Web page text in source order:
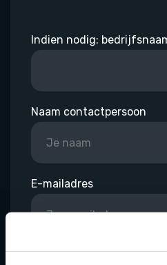
Indien nodig:
Naam contactpersoon
E-mailadres
Telefoon